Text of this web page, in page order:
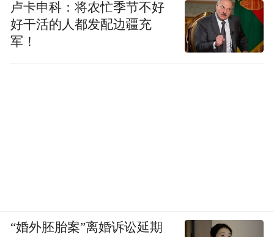
卢卡申科：将农忙季节不好
好干活的人都发配边疆充
军！
“婚外胚胎案”离婚诉讼延期